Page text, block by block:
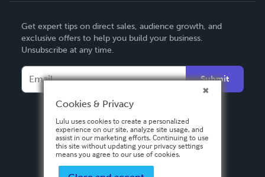
Deutsch
Français
Italiano
Español
Get expert tips on direct sales, audience growth, and
exclusive offers to help you build your business.
Unsubscribe at any time.
Submit
Cookies & Privacy
Lulu uses cookies to create a personalized
experience on our site, analyze site usage, and
assist in our marketing efforts. Continuing to use
this site without updating your privacy settings
means you agree to our use of cookies.